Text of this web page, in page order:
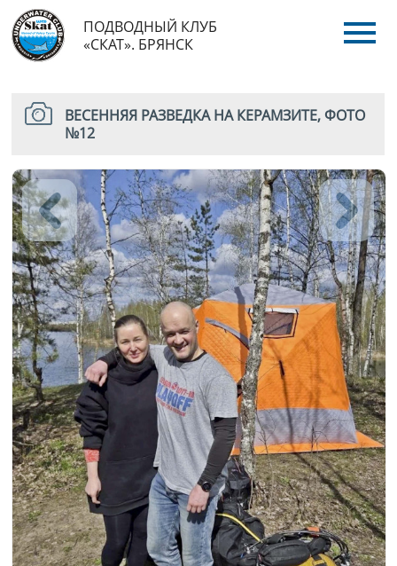
ПОДВОДНЫЙ КЛУБ
«СКАТ». БРЯНСК
ВЕСЕННЯЯ РАЗВЕДКА НА КЕРАМЗИТЕ, ФОТО
№12